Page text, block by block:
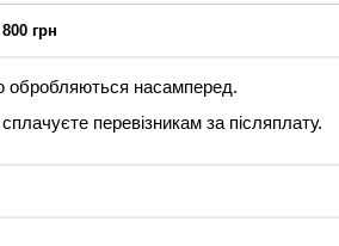
грн
обробляються насамперед.
перевізникам за післяплату.